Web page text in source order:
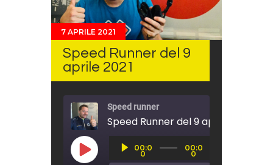
7 APRILE 2021
Speed Runner del 9
aprile 2021
Speed runner
Speed Runner del 9 aprile 2021
PLAY EPISODE
Player00:0
0
00:0
0